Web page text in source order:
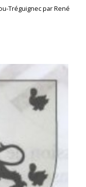
Tréguignec par René